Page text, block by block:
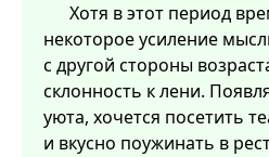
Хотя в этот период
некоторое усиление
с другой стороны
склонность к лени.
уюта, хочется посетить
и вкусно поужинать в